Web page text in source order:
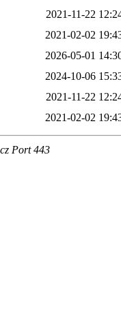
2021-11-22
2021-02-02
2026-05-01
2024-10-06
2021-11-22
2021-02-02
Port 443